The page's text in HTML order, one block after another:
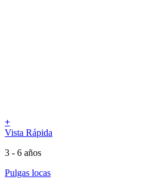
+
Vista Rápida
3 - 6 años
Pulgas locas